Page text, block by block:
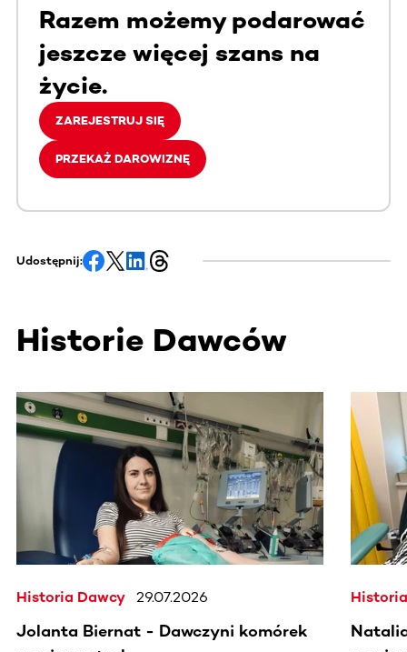
Razem możemy podarować
jeszcze więcej szans na
życie.
ZAREJESTRUJ SIĘ
PRZEKAŻ DAROWIZNĘ
Udostępnij:
Historie Dawców
Ta sekcja zawiera treści przewijane w poziomie. Użyj
Historia Dawcy 29.07.2026
Jolanta Biernat - Dawczyni komórek